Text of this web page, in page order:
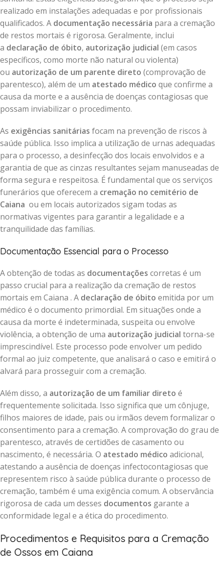
realizado em instalações adequadas e por profissionais
qualificados. A documentação necessária para a cremação
de restos mortais é rigorosa. Geralmente, inclui
a declaração de óbito, autorização judicial (em casos
específicos, como morte não natural ou violenta)
ou autorização de um parente direto (comprovação de
parentesco), além de um atestado médico que confirme a
causa da morte e a ausência de doenças contagiosas que
possam inviabilizar o procedimento.
As exigências sanitárias focam na prevenção de riscos à
saúde pública. Isso implica a utilização de urnas adequadas
para o processo, a desinfecção dos locais envolvidos e a
garantia de que as cinzas resultantes sejam manuseadas de
forma segura e respeitosa. É fundamental que os serviços
funerários que oferecem a cremação no cemitério de
Caiana ou em locais autorizados sigam todas as
normativas vigentes para garantir a legalidade e a
tranquilidade das famílias.
Documentação Essencial para o Processo
A obtenção de todas as documentações corretas é um
passo crucial para a realização da cremação de restos
mortais em Caiana . A declaração de óbito emitida por um
médico é o documento primordial. Em situações onde a
causa da morte é indeterminada, suspeita ou envolve
violência, a obtenção de uma autorização judicial torna-se
imprescindível. Este processo pode envolver um pedido
formal ao juiz competente, que analisará o caso e emitirá o
alvará para prosseguir com a cremação.
Além disso, a autorização de um familiar direto é
frequentemente solicitada. Isso significa que um cônjuge,
filhos maiores de idade, pais ou irmãos devem formalizar o
consentimento para a cremação. A comprovação do grau de
parentesco, através de certidões de casamento ou
nascimento, é necessária. O atestado médico adicional,
atestando a ausência de doenças infectocontagiosas que
representem risco à saúde pública durante o processo de
cremação, também é uma exigência comum. A observância
rigorosa de cada um desses documentos garante a
conformidade legal e a ética do procedimento.
Procedimentos e Requisitos para a Cremação
de Ossos em Caiana